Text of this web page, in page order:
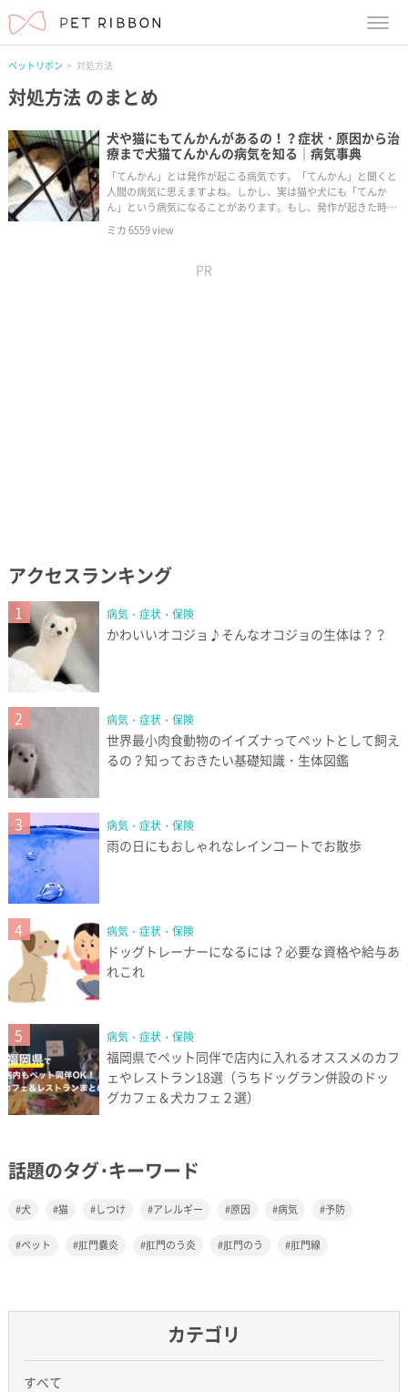
ペットリボン 対処方法
対処方法のまとめ
犬や猫にもてんかんがあるの！？症状・原因から治
療まで犬猫てんかんの病気を知る｜病気事典
「てんかん」とは発作が起こる病気です。「てんかん」と聞くと
人間の病気に思えますよね。しかし、実は猫や犬にも「てんか
ん」という病気になることがあります。もし、発作が起きた時の
対象の仕方や治療の方法を紹介してきます。
ミカ6559view
PR
アクセスランキング
1 病気・症状・保険
かわいいオコジョ♪そんなオコジョの生体は？？
2 病気・症状・保険
世界最小肉食動物のイイズナってペットとして飼え
るの？知っておきたい基礎知識・生体図鑑
3 病気・症状・保険
雨の日にもおしゃれなレインコートでお散歩
4 病気・症状・保険
ドッグトレーナーになるには？必要な資格や給与あ
れこれ
5 病気・症状・保険
福岡県でペット同伴で店内に入れるオススメのカフ
ェやレストラン18選（うちドッグラン併設のドッ
グカフェ＆犬カフェ２選）
話題のタグ･キーワード
犬 猫 しつけ アレルギー 原因 病気 予防
ペット 肛門嚢炎 肛門のう炎 肛門のう 肛門線
カテゴリ
すべて